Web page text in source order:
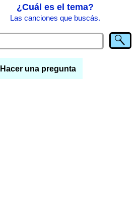
¿Cuál es el tema?
Las canciones que buscás.
Hacer una pregunta